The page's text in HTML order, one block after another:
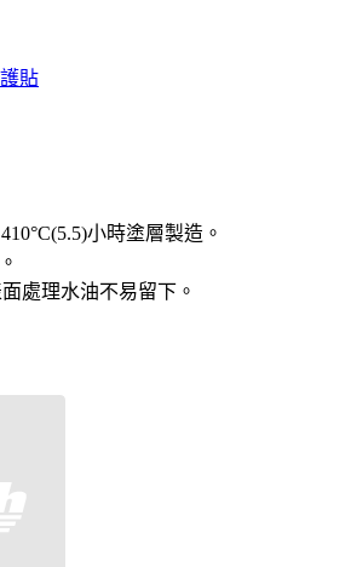
貼
小時塗層製造。
處理水油不易留下。